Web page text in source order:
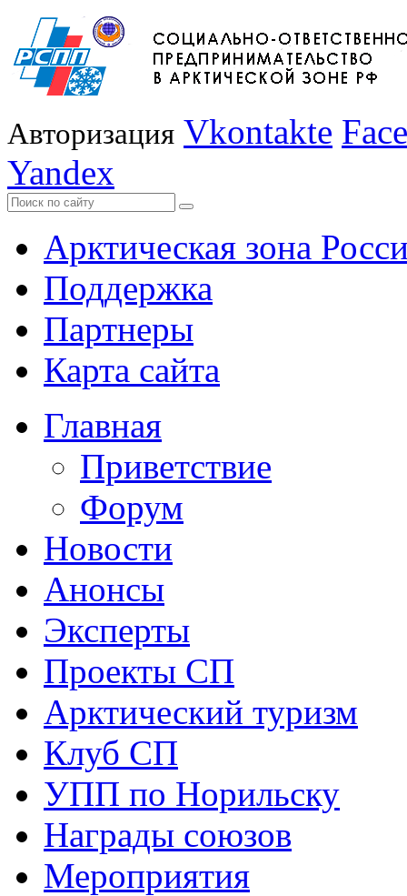
Авторизация Vkontakte
Yandex
Арктическая зона
Поддержка
Партнеры
Карта сайта
Главная
Приветствие
Форум
Новости
Анонсы
Эксперты
Проекты СП
Арктический туризм
Клуб СП
УПП по Норильску
Награды союзов
Мероприятия